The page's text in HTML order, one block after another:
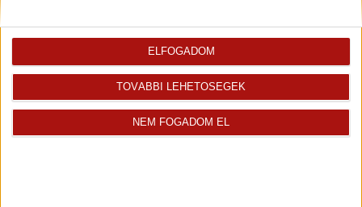
TOVÁBBI LEHETŐSÉGEK
NEM FOGADOM EL
ELFOGADOM
A központ munkatársai
Értékbecslés
Energetikai tanúsítvány
Blog
Adatvédelmi beállítások
Panaszkezelési tájékoztató